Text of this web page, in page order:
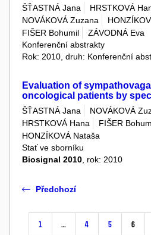
ŠŤASTNÁ Jana
HRSTKOVÁ
NOVÁKOVÁ Zuzana
FIŠER Bohumil
ZÁVODNÁ Eva
Konferenční abstrakty
Rok: 2010, druh: Konferenční
Evaluation of
oncological patients by
ŠŤASTNÁ Jana NOVÁKOVÁ
HRSTKOVÁ Hana
FIŠER
HONZÍKOVÁ Nataša
Stať ve sborníku
Biosignal 2010, rok: 2010
Předchozí
1 … 4 5 6